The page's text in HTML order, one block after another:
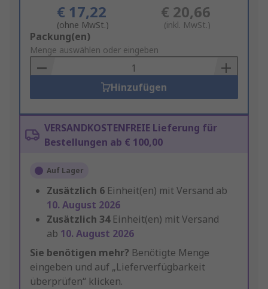
€ 17,22
(ohne MwSt.)
€ 20,66
(inkl. MwSt.)
Add
to
Basket
Packung(en)
Menge auswählen oder eingeben
Hinzufügen
VERSANDKOSTENFREIE Lieferung für
Bestellungen ab € 100,00
Auf Lager
Zusätzlich 6 Einheit(en) mit Versand ab
10. August 2026
Zusätzlich 34 Einheit(en) mit Versand
ab 10. August 2026
Sie benötigen mehr? Benötigte Menge
eingeben und auf „Lieferverfügbarkeit
überprüfen“ klicken.